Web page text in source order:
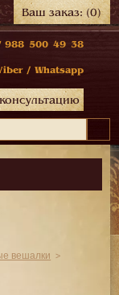
Ваш заказ:(0)
988 500 49 38
/ Whatsapp
вешалки